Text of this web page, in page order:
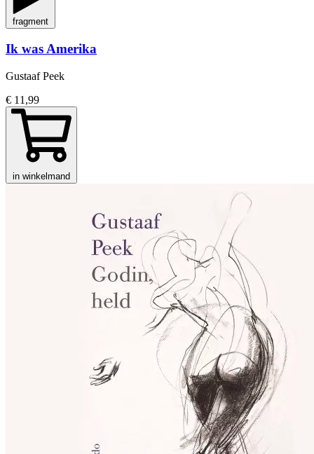
fragment
Ik was Amerika
Gustaaf Peek
€ 11,99
in winkelmand